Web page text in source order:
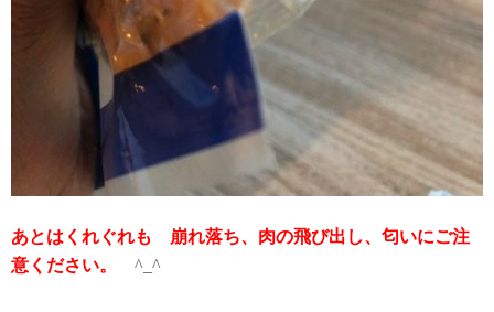
あとはくれぐれも 崩れ落ち、肉の飛び出し、匂いにご注
意ください。
^_^